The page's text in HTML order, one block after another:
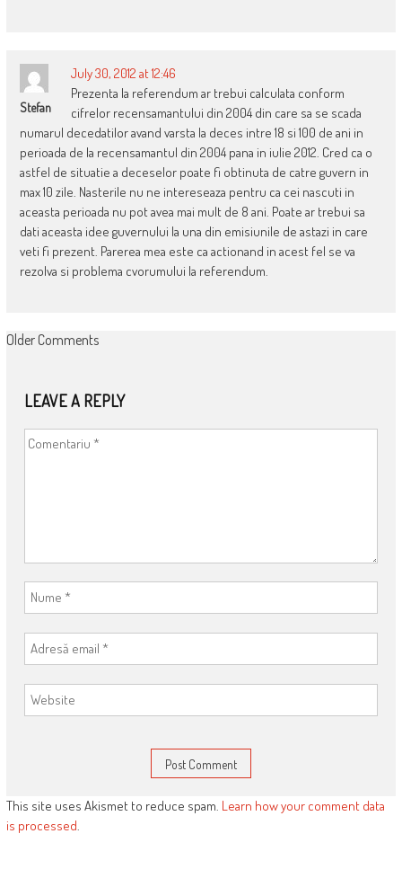
Stefan
July 30, 2012 at 12:46
Prezenta la referendum ar trebui calculata conform
cifrelor recensamantului din 2004 din care sa se scada
numarul decedatilor avand varsta la deces intre 18 si 100 de ani in
perioada de la recensamantul din 2004 pana in iulie 2012. Cred ca o
astfel de situatie a deceselor poate fi obtinuta de catre guvern in
max 10 zile. Nasterile nu ne intereseaza pentru ca cei nascuti in
aceasta perioada nu pot avea mai mult de 8 ani. Poate ar trebui sa
dati aceasta idee guvernului la una din emisiunile de astazi in care
veti fi prezent. Parerea mea este ca actionand in acest fel se va
rezolva si problema cvorumului la referendum.
COMMENT
Older Comments
LEAVE A REPLY
This site uses Akismet to reduce spam. Learn how your comment data
is processed.